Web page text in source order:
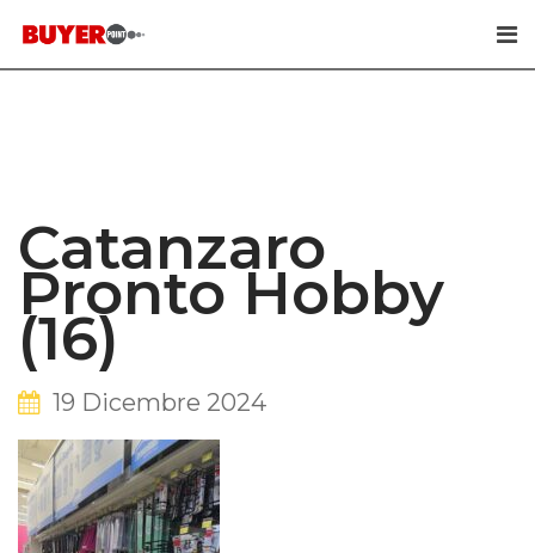
to
Catanzaro
Pronto Hobby
(16)
19 Dicembre 2024